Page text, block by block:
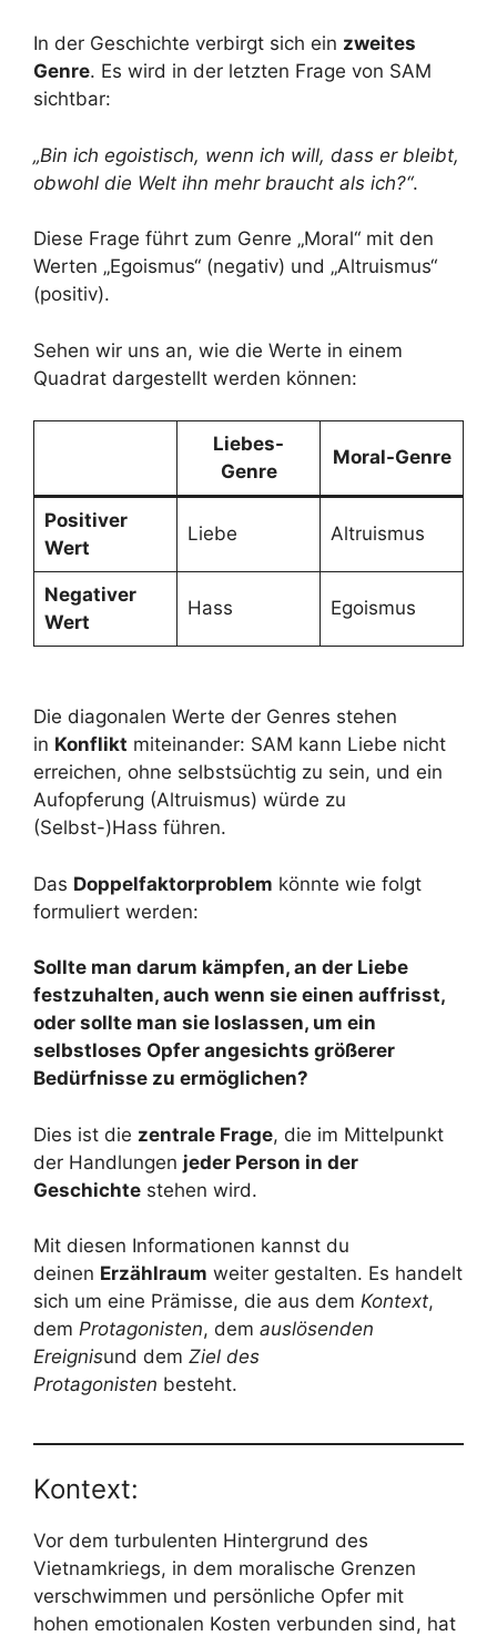
In der Geschichte verbirgt sich ein zweites
Genre. Es wird in der letzten Frage von SAM
sichtbar:
„Bin ich egoistisch, wenn ich will, dass er bleibt,
obwohl die Welt ihn mehr braucht als ich?“.
Diese Frage führt zum Genre „Moral“ mit den
Werten „Egoismus“ (negativ) und „Altruismus“
(positiv).
Sehen wir uns an, wie die Werte in einem
Quadrat dargestellt werden können:
Liebes-
Genre
Moral-Genre
Positiver
Wert
Liebe Altruismus
Negativer
Wert
Hass Egoismus
Die diagonalen Werte der Genres stehen
in Konflikt miteinander: SAM kann Liebe nicht
erreichen, ohne selbstsüchtig zu sein, und ein
Aufopferung (Altruismus) würde zu
(Selbst-)Hass führen.
Das Doppelfaktorproblem könnte wie folgt
formuliert werden:
Sollte man darum kämpfen, an der Liebe
festzuhalten, auch wenn sie einen auffrisst,
oder sollte man sie loslassen, um ein
selbstloses Opfer angesichts größerer
Bedürfnisse zu ermöglichen?
Dies ist die zentrale Frage, die im Mittelpunkt
der Handlungen jeder Person in der
Geschichte stehen wird.
Mit diesen Informationen kannst du
deinen Erzählraum weiter gestalten. Es handelt
sich um eine Prämisse, die aus dem Kontext,
dem Protagonisten, dem auslösenden
Ereignisund dem Ziel des
Protagonisten besteht.
Kontext:
Vor dem turbulenten Hintergrund des
Vietnamkriegs, in dem moralische Grenzen
verschwimmen und persönliche Opfer mit
hohen emotionalen Kosten verbunden sind, hat